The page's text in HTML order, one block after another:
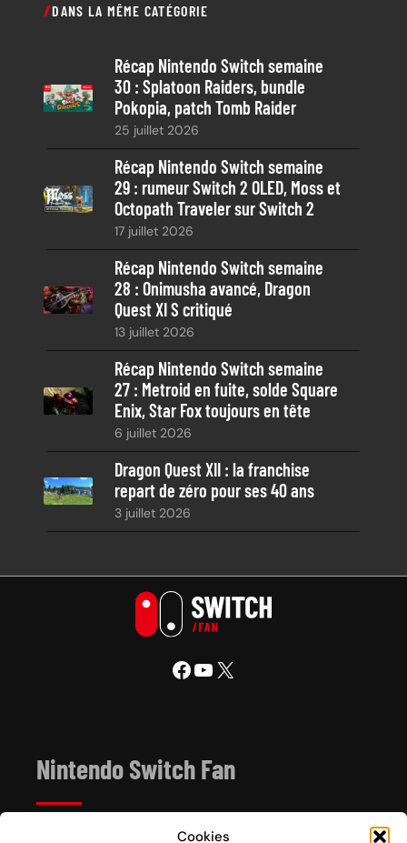
Cookies
h
c
h
DANS LA MÊME CATÉGORIE
Récap Nintendo Switch semaine
30 : Splatoon Raiders, bundle
Pokopia, patch Tomb Raider
25 juillet 2026
Récap Nintendo Switch semaine
29 : rumeur Switch 2 OLED, Moss et
Octopath Traveler sur Switch 2
17 juillet 2026
Récap Nintendo Switch semaine
28 : Onimusha avancé, Dragon
Quest XI S critiqué
13 juillet 2026
Récap Nintendo Switch semaine
27 : Metroid en fuite, solde Square
Enix, Star Fox toujours en tête
6 juillet 2026
Dragon Quest XII : la franchise
repart de zéro pour ses 40 ans
3 juillet 2026
Facebook YouTube X
Nintendo Switch Fan